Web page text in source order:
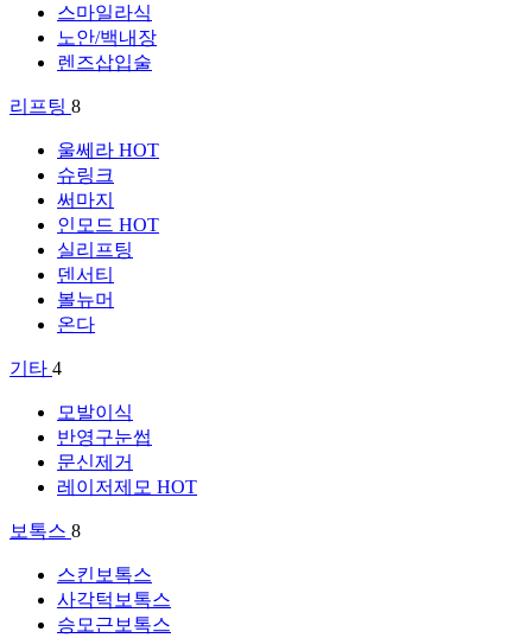
스마일라식
노안/백내장
렌즈삽입술
리프팅 8
울쎄라 HOT
슈링크
써마지
인모드 HOT
실리프팅
덴서티
볼뉴머
온다
기타 4
모발이식
반영구눈썹
문신제거
레이저제모 HOT
보톡스 8
스킨보톡스
사각턱보톡스
승모근보톡스